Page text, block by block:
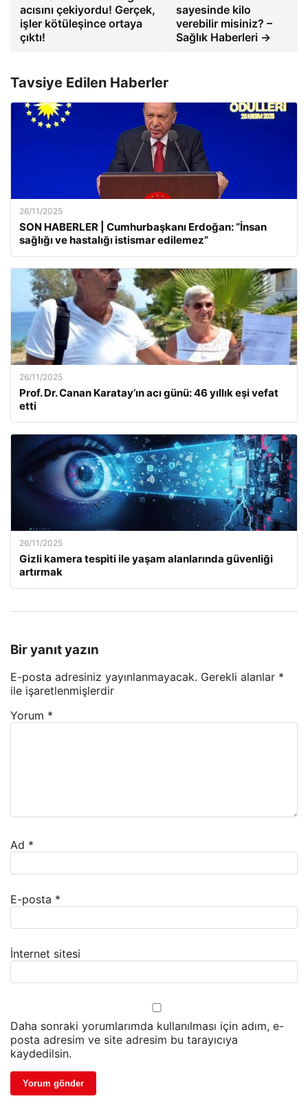
acısını çekiyordu! Gerçek,
işler kötüleşince ortaya
çıktı!
sayesinde kilo
verebilir misiniz? –
Sağlık Haberleri →
Tavsiye Edilen Haberler
26/11/2025
SON HABERLER | Cumhurbaşkanı Erdoğan: “İnsan
sağlığı ve hastalığı istismar edilemez”
26/11/2025
Prof. Dr. Canan Karatay’ın acı günü: 46 yıllık eşi vefat
etti
26/11/2025
Gizli kamera tespiti ile yaşam alanlarında güvenliği
artırmak
Bir yanıt yazın
E-posta adresiniz yayınlanmayacak. Gerekli alanlar *
ile işaretlenmişlerdir
Yorum *
Ad *
E-posta *
İnternet sitesi
Daha sonraki yorumlarımda kullanılması için adım, e-
posta adresim ve site adresim bu tarayıcıya
kaydedilsin.